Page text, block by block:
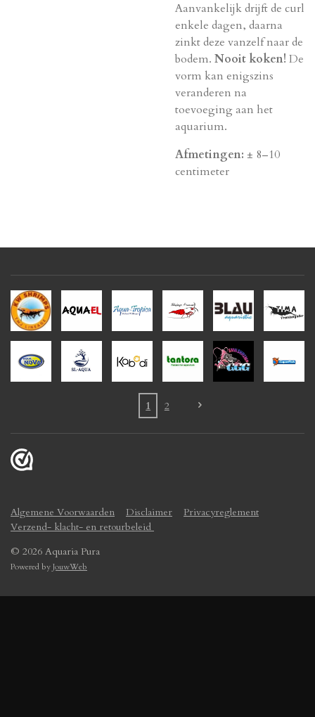
Aanvankelijk drijft de curl
enkele dagen, daarna
zinkt deze vanzelf naar de
bodem. Nooit koken! De
vorm kan enigszins
veranderen na
toevoeging aan het
aquarium.
Afmetingen: ± 8–10
centimeter
1 2
Algemene Voorwaarden Disclaimer
Privacyreglement
Verzend- klacht- en retourbeleid
© 2026 Aquaria Pura
Powered byJouwWeb